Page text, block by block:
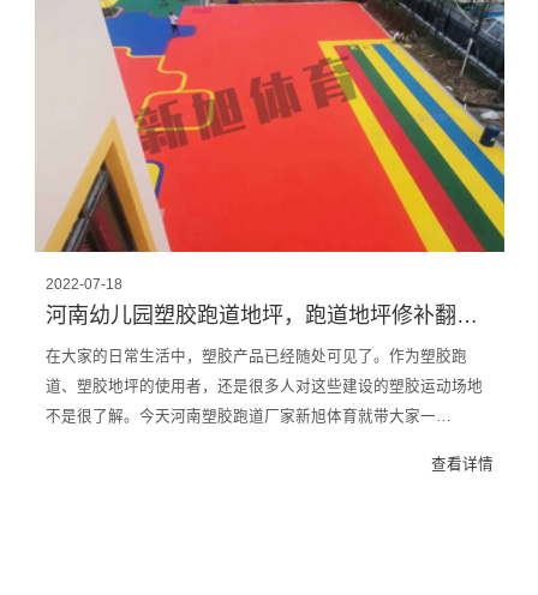
2022-07-18
河南幼儿园塑胶跑道地坪，跑道地坪修补翻新， 一分钟快速了解
在大家的日常生活中，塑胶产品已经随处可见了。作为塑胶跑
道、塑胶地坪的使用者，还是很多人对这些建设的塑胶运动场地
不是很了解。今天河南塑胶跑道厂家新旭体育就带大家一…
查看详情